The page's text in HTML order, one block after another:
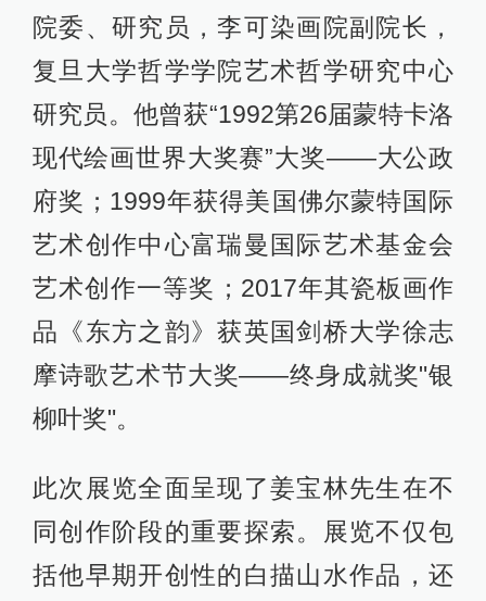
院委、研究员，李可染画院副院长，
复旦大学哲学学院艺术哲学研究中心
研究员。他曾获“1992第26届蒙特卡洛
现代绘画世界大奖赛”大奖——大公政
府奖；1999年获得美国佛尔蒙特国际
艺术创作中心富瑞曼国际艺术基金会
艺术创作一等奖；2017年其瓷板画作
品《东方之韵》获英国剑桥大学徐志
摩诗歌艺术节大奖——终身成就奖"银
柳叶奖"。
此次展览全面呈现了姜宝林先生在不
同创作阶段的重要探索。展览不仅包
括他早期开创性的白描山水作品，还